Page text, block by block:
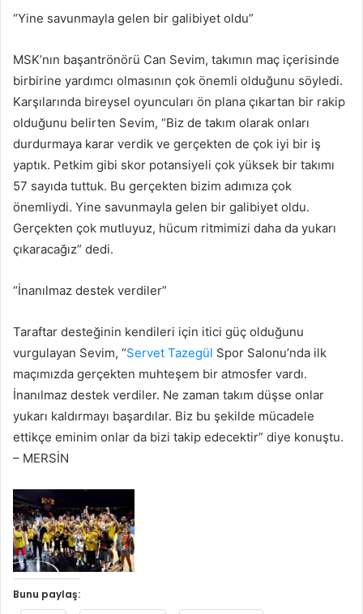
“Yine savunmayla gelen bir galibiyet oldu”
MSK’nın başantrönörü Can Sevim, takımın maç içerisinde
birbirine yardımcı olmasının çok önemli olduğunu söyledi.
Karşılarında bireysel oyuncuları ön plana çıkartan bir rakip
olduğunu belirten Sevim, “Biz de takım olarak onları
durdurmaya karar verdik ve gerçekten de çok iyi bir iş
yaptık. Petkim gibi skor potansiyeli çok yüksek bir takımı
57 sayıda tuttuk. Bu gerçekten bizim adımıza çok
önemliydi. Yine savunmayla gelen bir galibiyet oldu.
Gerçekten çok mutluyuz, hücum ritmimizi daha da yukarı
çıkaracağız” dedi.
“İnanılmaz destek verdiler”
Taraftar desteğinin kendileri için itici güç olduğunu
vurgulayan Sevim, “Servet Tazegül Spor Salonu’nda ilk
maçımızda gerçekten muhteşem bir atmosfer vardı.
İnanılmaz destek verdiler. Ne zaman takım düşse onlar
yukarı kaldırmayı başardılar. Biz bu şekilde mücadele
ettikçe eminim onlar da bizi takip edecektir” diye konuştu.
– MERSİN
Bunu paylaş: